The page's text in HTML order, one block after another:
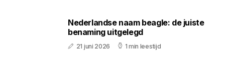
Nederlandse naam beagle: de juiste
benaming uitgelegd
21 juni 2026 1 min leestijd